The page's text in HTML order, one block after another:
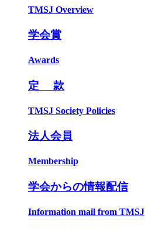
TMSJ Overview
学会賞
Awards
定 款
TMSJ Society Policies
法人会員
Membership
学会からの情報配信
Information mail from TMSJ